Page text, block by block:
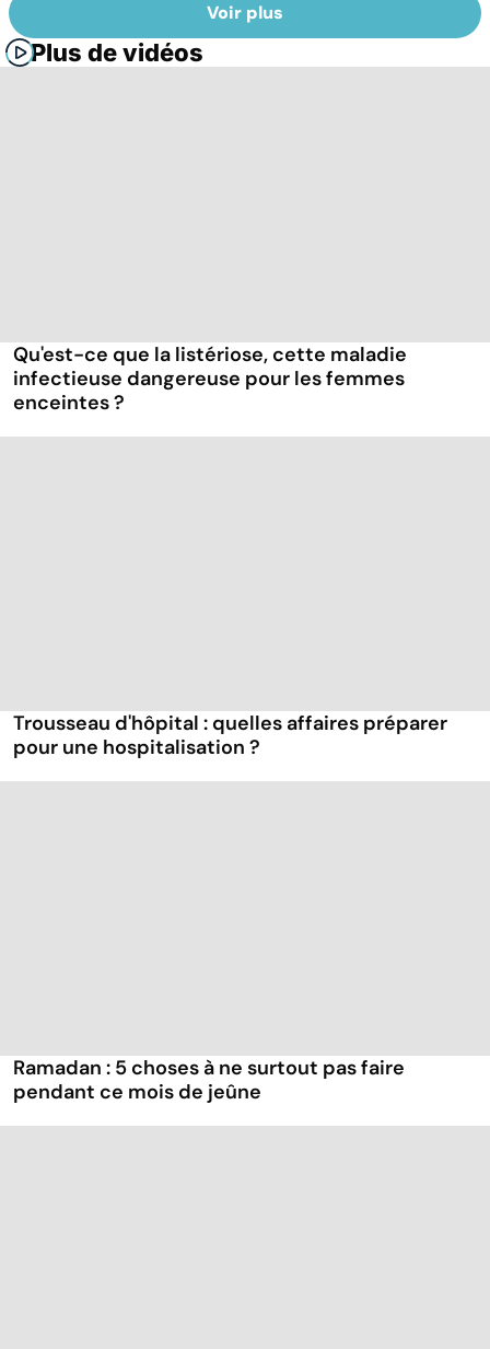
Voir plus
Plus de vidéos
Qu'est-ce que la listériose, cette maladie
infectieuse dangereuse pour les femmes
enceintes ?
Trousseau d'hôpital : quelles affaires préparer
pour une hospitalisation ?
Ramadan : 5 choses à ne surtout pas faire
pendant ce mois de jeûne